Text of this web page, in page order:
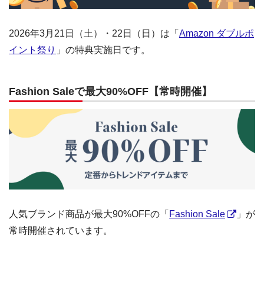
2026年3月21日（土）・22日（日）は「 Amazon ダブルポ
イント祭り 」の特典実施日です。
Fashion Saleで最大90%OFF【常時開催】
人気ブランド商品が最大90%OFFの「 Fashion Sale
」が
常時開催されています。